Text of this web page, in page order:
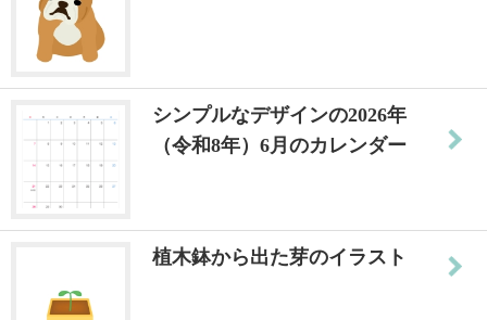
シンプルなデザインの2026年
（令和8年）6月のカレンダー
植木鉢から出た芽のイラスト